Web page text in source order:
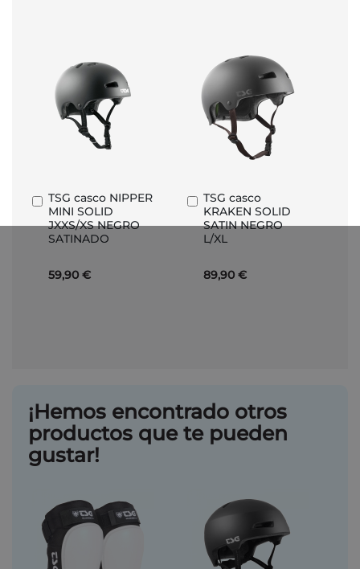
TSG casco NIPPER
MINI SOLID
JXXS/XS NEGRO
SATINADO
59,90 €
Añadir
al
carrito
TSG casco
KRAKEN SOLID
SATIN NEGRO
L/XL
89,90 €
Añadir
al
carrito
¡Hemos encontrado otros
productos que te pueden
gustar!